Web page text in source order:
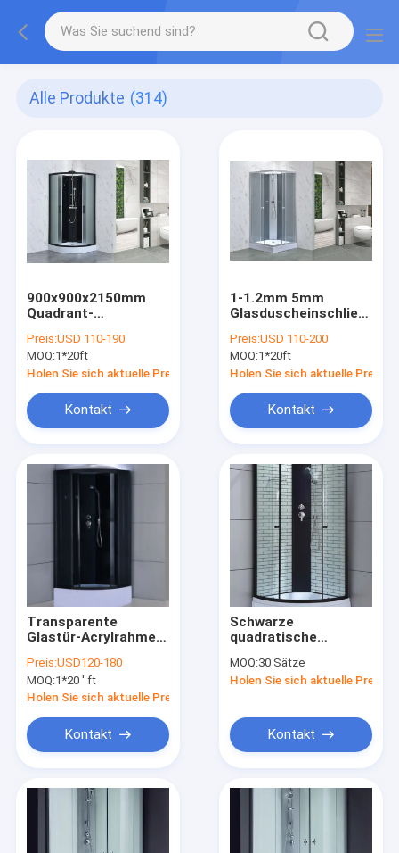
Alle Produkte (314)
900x900x2150mm
Quadrant-
Schwarzes 5mm
Preis:USD 110-190
MOQ:1*20ft
Holen Sie sich aktuelle Preis
Kontakt
1-1.2mm 5mm
Preis:USD 110-200
MOQ:1*20ft
Holen Sie sich aktuelle Preis
Kontakt
Transparente
Glastür-Acrylrahmen-
Duschkabine mit
Dampf und
Fernsehen
Preis:USD120-180
MOQ:1*20 ' ft
Holen Sie sich aktuelle Preis
Kontakt
Schwarze
quadratische
gehärtetes Glas
Dusche
MOQ:30 Sätze
Holen Sie sich aktuelle Preis
Kontakt